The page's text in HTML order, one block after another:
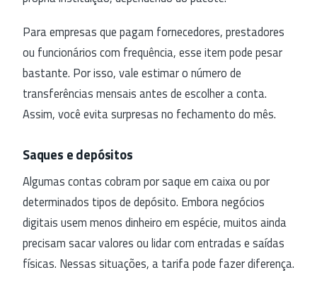
Para empresas que pagam fornecedores, prestadores
ou funcionários com frequência, esse item pode pesar
bastante. Por isso, vale estimar o número de
transferências mensais antes de escolher a conta.
Assim, você evita surpresas no fechamento do mês.
Saques e depósitos
Algumas contas cobram por saque em caixa ou por
determinados tipos de depósito. Embora negócios
digitais usem menos dinheiro em espécie, muitos ainda
precisam sacar valores ou lidar com entradas e saídas
físicas. Nessas situações, a tarifa pode fazer diferença.